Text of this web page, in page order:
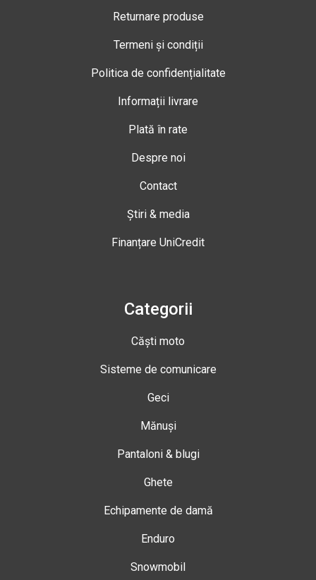
Returnare produse
Termeni și condiții
Politica de confidențialitate
Informații livrare
Plată în rate
Despre noi
Contact
Știri & media
Finanțare UniCredit
Categorii
Căști moto
Sisteme de comunicare
Geci
Mănuși
Pantaloni & blugi
Ghete
Echipamente de damă
Enduro
Snowmobil